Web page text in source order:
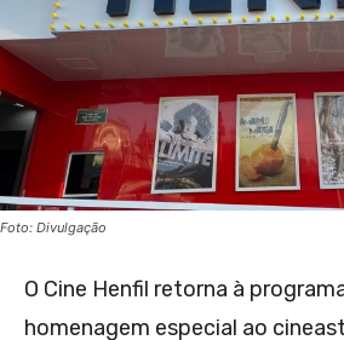
Foto: Divulgação
O Cine Henfil retorna à
homenagem especial ao